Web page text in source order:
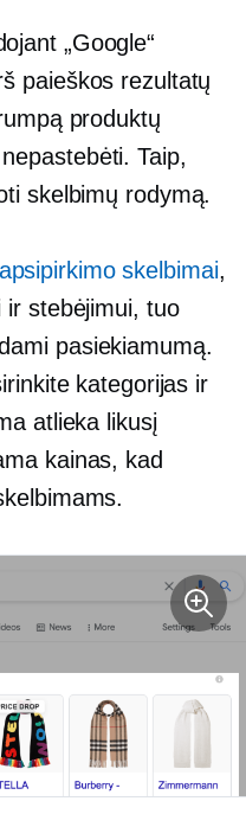
„Google“
paieškos rezultatų
produktų
Taip,
skelbimų rodymą.
skelbimai,
ir stebėjimui, tuo
pasiekiamumą.
kategorijas ir
atlieka likusį
kainas, kad